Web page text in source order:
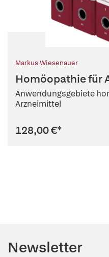
Markus Wiesenauer
Homöopathie für
Anwendungsgebiete
Arzneimittel
128,00 €*
Newsletter